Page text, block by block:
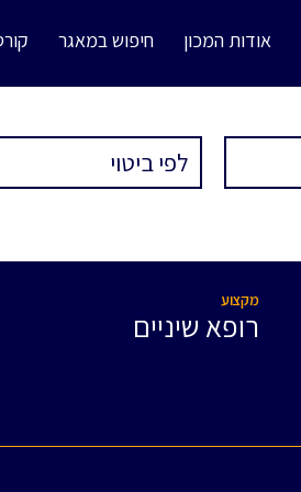
אודות המכון חיפוש במאגר
מקצוע
רופא שיניים